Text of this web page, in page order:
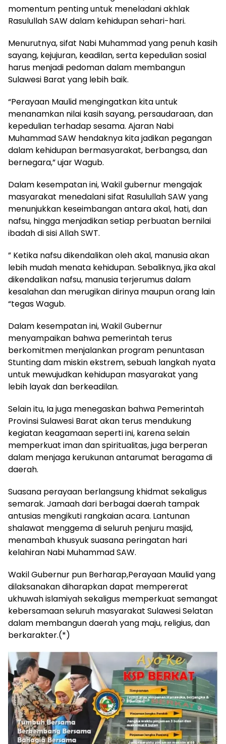
momentum penting untuk meneladani akhlak
Rasulullah SAW dalam kehidupan sehari-hari.
Menurutnya, sifat Nabi Muhammad yang penuh kasih
sayang, kejujuran, keadilan, serta kepedulian sosial
harus menjadi pedoman dalam membangun
Sulawesi Barat yang lebih baik.
“Perayaan Maulid mengingatkan kita untuk
menanamkan nilai kasih sayang, persaudaraan, dan
kepedulian terhadap sesama. Ajaran Nabi
Muhammad SAW hendaknya kita jadikan pegangan
dalam kehidupan bermasyarakat, berbangsa, dan
bernegara,” ujar Wagub.
Dalam kesempatan ini, Wakil gubernur mengajak
masyarakat menedalani sifat Rasulullah SAW yang
menunjukkan keseimbangan antara akal, hati, dan
nafsu, hingga menjadikan setiap perbuatan bernilai
ibadah di sisi Allah SWT.
” Ketika nafsu dikendalikan oleh akal, manusia akan
lebih mudah menata kehidupan. Sebaliknya, jika akal
dikendalikan nafsu, manusia terjerumus dalam
kesalahan dan merugikan dirinya maupun orang lain
“tegas Wagub.
Dalam kesempatan ini, Wakil Gubernur
menyampaikan bahwa pemerintah terus
berkomitmen menjalankan program penuntasan
Stunting dam miskin ekstrem, sebuah langkah nyata
untuk mewujudkan kehidupan masyarakat yang
lebih layak dan berkeadilan.
Selain itu, Ia juga menegaskan bahwa Pemerintah
Provinsi Sulawesi Barat akan terus mendukung
kegiatan keagamaan seperti ini, karena selain
memperkuat iman dan spiritualitas, juga berperan
dalam menjaga kerukunan antarumat beragama di
daerah.
Suasana perayaan berlangsung khidmat sekaligus
semarak. Jamaah dari berbagai daerah tampak
antusias mengikuti rangkaian acara. Lantunan
shalawat menggema di seluruh penjuru masjid,
menambah khusyuk suasana peringatan hari
kelahiran Nabi Muhammad SAW.
Wakil Gubernur pun Berharap,Perayaan Maulid yang
dilaksanakan diharapkan dapat mempererat
ukhuwah islamiyah sekaligus memperkuat semangat
kebersamaan seluruh masyarakat Sulawesi Selatan
dalam membangun daerah yang maju, religius, dan
berkarakter.(*)